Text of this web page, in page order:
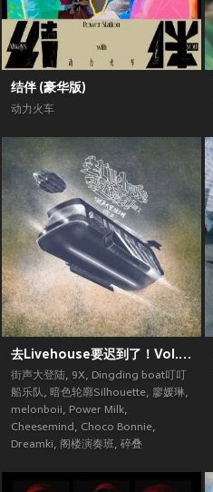
结伴 (豪华版)
动力火车
去Livehouse要迟到了！Vol.2 (街声大登陆合辑Vol.5)
街声大登陆, 9X, Dingding boat叮叮
船乐队, 暗色轮廓Silhouette, 廖媛琳,
melonboii, Power Milk,
Cheesemind, Choco Bonnie,
Dreamki, 阁楼演奏班, 碎叠